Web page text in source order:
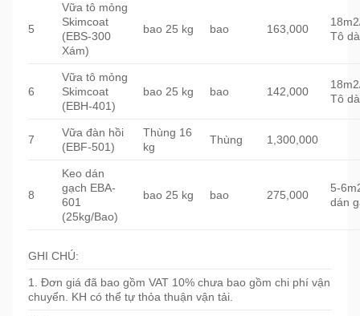
5
Vữa tô mỏng
Skimcoat
(EBS-300
Xám)
bao 25 kg bao 163,000
Tô
6
Vữa tô mỏng
Skimcoat
(EBH-401)
bao 25 kg bao 142,000
Tô
7
Vữa đàn hồi
(EBF-501)
Thùng 16
kg
Thùng 1,300,000
8
Keo dán
gạch EBA-
601
(25kg/Bao)
bao 25 kg bao 275,000
5-
dán
GHI CHÚ:
1. Đơn giá đã bao gồm VAT 10% chưa bao gồm chi phí vận
chuyển. KH có thể tự thỏa thuận vận tải.